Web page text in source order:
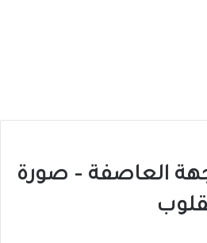
العاصفة – صورة